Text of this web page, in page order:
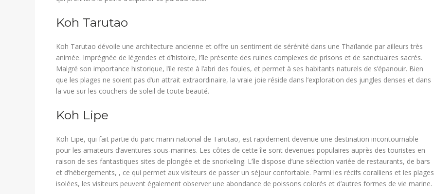
​Koh Tarutao
Koh Tarutao dévoile une architecture ancienne et offre un sentiment de sérénité dans une Thaïlande par ailleurs très
animée. Imprégnée de légendes et d’histoire, l’île présente des ruines complexes de prisons et de sanctuaires sacrés.
Malgré son importance historique, l’île reste à l’abri des foules, et permet à ses habitants naturels de s’épanouir. Bien
que les plages ne soient pas d’un attrait extraordinaire, la vraie joie réside dans l’exploration des jungles denses et dans
la vue sur les couchers de soleil de toute beauté.
​Koh Lipe
Koh Lipe, qui fait partie du parc marin national de Tarutao, est rapidement devenue une destination incontournable
pour les amateurs d’aventures sous-marines. Les côtes de cette île sont devenues populaires auprès des touristes en
raison de ses fantastiques sites de plongée et de snorkeling. L’île dispose d’une sélection variée de restaurants, de bars
et d’hébergements, , ce qui permet aux visiteurs de passer un séjour confortable. Parmi les récifs coralliens et les plages
isolées, les visiteurs peuvent également observer une abondance de poissons colorés et d’autres formes de vie marine.